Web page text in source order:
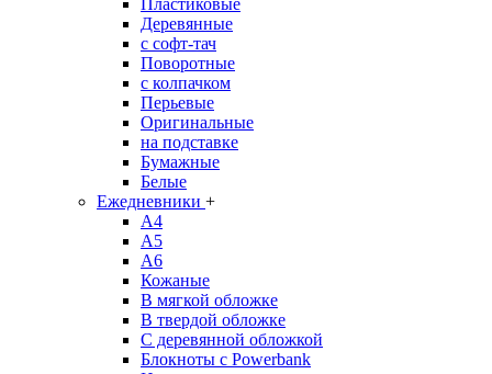
Пластиковые
Деревянные
с софт-тач
Поворотные
с колпачком
Перьевые
Оригинальные
на подставке
Бумажные
Белые
Ежедневники +
A4
A5
A6
Кожаные
В мягкой обложке
В твердой обложке
С деревянной обложкой
Блокноты с Powerbank